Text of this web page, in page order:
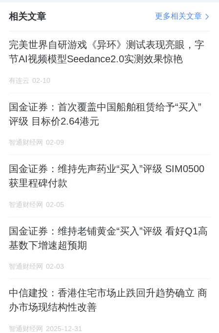
相关文章 更多相关文章
完美世界自研游戏《异环》测试表现亮眼，字
节AI视频模型Seedance2.0实测效果惊艳
有连云 02-10
国金证券：首次覆盖中国船舶租赁给予“买入”
评级 目标价2.64港元
智通财经网 02-09
国金证券：维持先声药业“买入”评级 SIM0500
获里程碑付款
智通财经网 02-05
国金证券：维持老铺黄金“买入”评级 看好Q1高
基数下增速超预期
智通财经网 02-03
中信建投：香港住宅市场止跌回升趋势确立 商
办市场现结构性改善
智通财经网 2025-12-31